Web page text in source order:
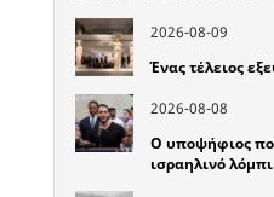
2026-08-09
Ένας τέλειος
2026-08-08
Ο υποψήφιος
ισραηλινό